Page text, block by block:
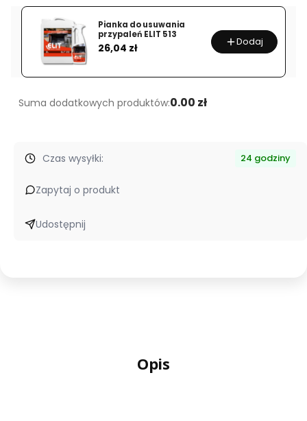
do
sanitariatów
UR
Pianka do usuwania
przypaleń ELIT 513
Cena
26,04 zł Dodaj
Suma dodatkowych produktów:0.00 zł
Czas wysyłki: 24 godziny
Zapytaj o produkt
Udostępnij
Opis